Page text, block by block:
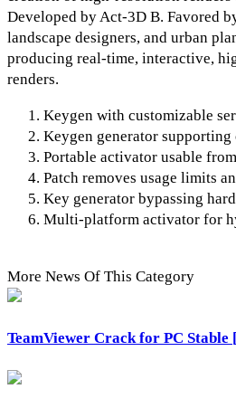
Developed by Act‑3D B. Favored
landscape designers, and urban
producing real‑time, interactive,
renders.
Keygen with customizable
Keygen generator
Portable activator usable
Patch removes usage limits
Key generator bypassing
Multi-platform activator for
More News Of This Category
TeamViewer Crack for PC